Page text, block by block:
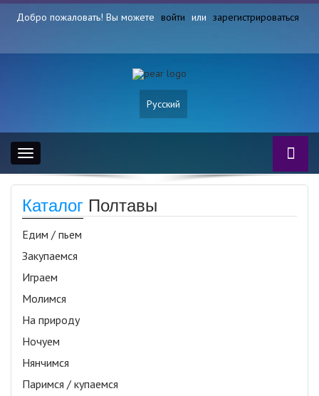
Добро пожаловать! Вы можете войти или зарегистрироваться
Русский
Toggle
navigation
Каталог Полтавы
Едим / пьем
Закупаемся
Играем
Молимся
На природу
Ночуем
Нянчимся
Паримся / купаемся